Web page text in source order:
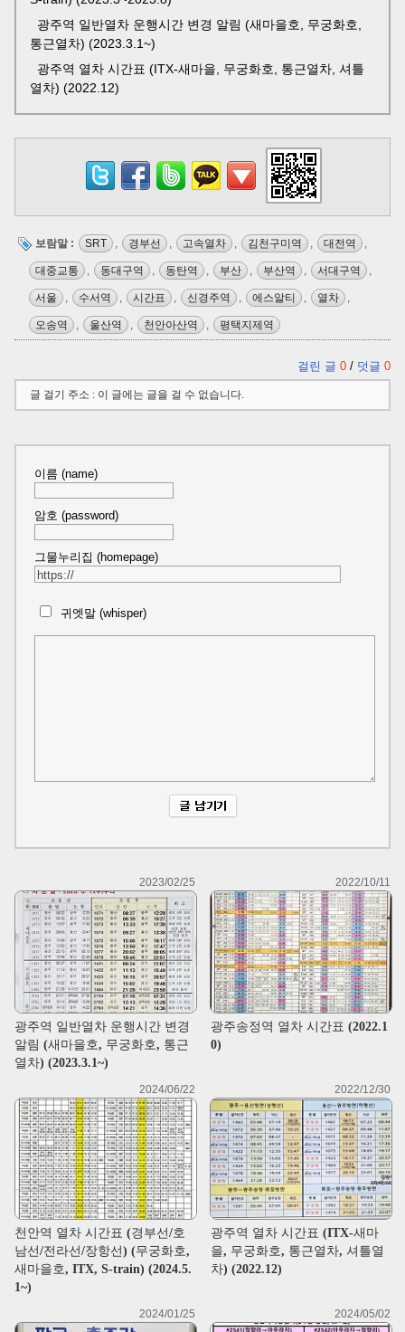
광주역 일반열차 운행시간 변경 알림 (새마을호, 무궁화호,
통근열차) (2023.3.1~)
광주역 열차 시간표 (ITX-새마을, 무궁화호, 통근열차, 셔틀
열차) (2022.12)
보람말 : SRT , 경부선 , 고속열차 , 김천구미역 , 대전역 ,
대중교통 , 동대구역 , 동탄역 , 부산 , 부산역 , 서대구역 ,
서울 , 수서역 , 시간표 , 신경주역 , 에스알티 , 열차 ,
오송역 , 울산역 , 천안아산역 , 평택지제역
걸린 글 0 / 덧글 0
글 걸기 주소 : 이 글에는 글을 걸 수 없습니다.
이름 (name)
암호 (password)
그물누리집 (homepage)
귀엣말 (whisper)
2023/02/25
광주역 일반열차 운행시간 변경
알림 (새마을호, 무궁화호, 통근
열차) (2023.3.1~)
2022/10/11
광주송정역 열차 시간표 (2022.1
0)
2024/06/22
천안역 열차 시간표 (경부선/호
남선/전라선/장항선) (무궁화호,
새마을호, ITX, S-train) (2024.5.
1~)
2022/12/30
광주역 열차 시간표 (ITX-새마
을, 무궁화호, 통근열차, 셔틀열
차) (2022.12)
2024/01/25 2024/05/02